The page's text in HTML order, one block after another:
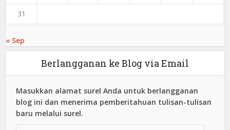
31
« Sep
Berlangganan ke Blog via Email
Masukkan alamat surel Anda untuk berlangganan
blog ini dan menerima pemberitahuan tulisan-tulisan
baru melalui surel.